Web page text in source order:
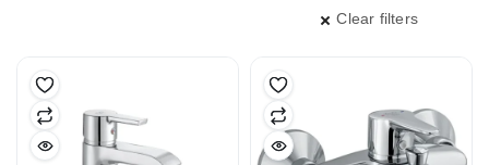
Clear filters